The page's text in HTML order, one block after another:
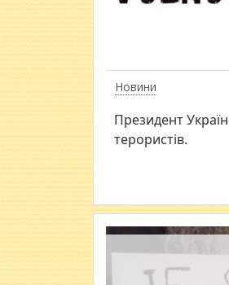
Новини
Президент
терористів.